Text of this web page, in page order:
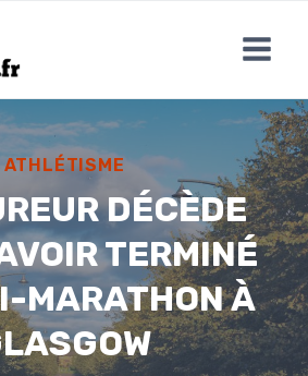
ATHLÉTISME
DÉCÈDE
TERMINÉ
MARATHON À